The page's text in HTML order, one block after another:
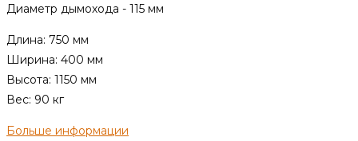
950₽.
Диаметр дымохода - 115 мм
Длина: 750 мм
Ширина: 400 мм
Высота: 1150 мм
Вес: 90 кг
Больше информации